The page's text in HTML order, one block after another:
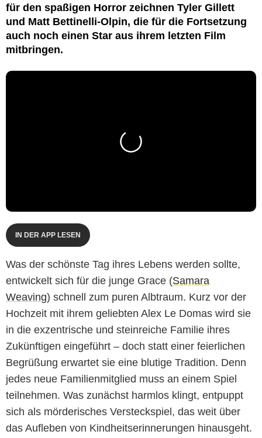
für den spaßigen Horror zeichnen Tyler Gillett
und Matt Bettinelli-Olpin, die für die Fortsetzung
auch noch einen Star aus ihrem letzten Film
mitbringen.
IN DER APP LESEN
Was der schönste Tag ihres Lebens werden sollte,
entwickelt sich für die junge Grace (Samara
Weaving) schnell zum puren Albtraum. Kurz vor der
Hochzeit mit ihrem geliebten Alex Le Domas wird sie
in die exzentrische und steinreiche Familie ihres
Zukünftigen eingeführt – doch statt einer feierlichen
Begrüßung erwartet sie eine blutige Tradition. Denn
jedes neue Familienmitglied muss an einem Spiel
teilnehmen. Was zunächst harmlos klingt, entpuppt
sich als mörderisches Versteckspiel, das weit über
das Aufleben von Kindheitserinnerungen hinausgeht.